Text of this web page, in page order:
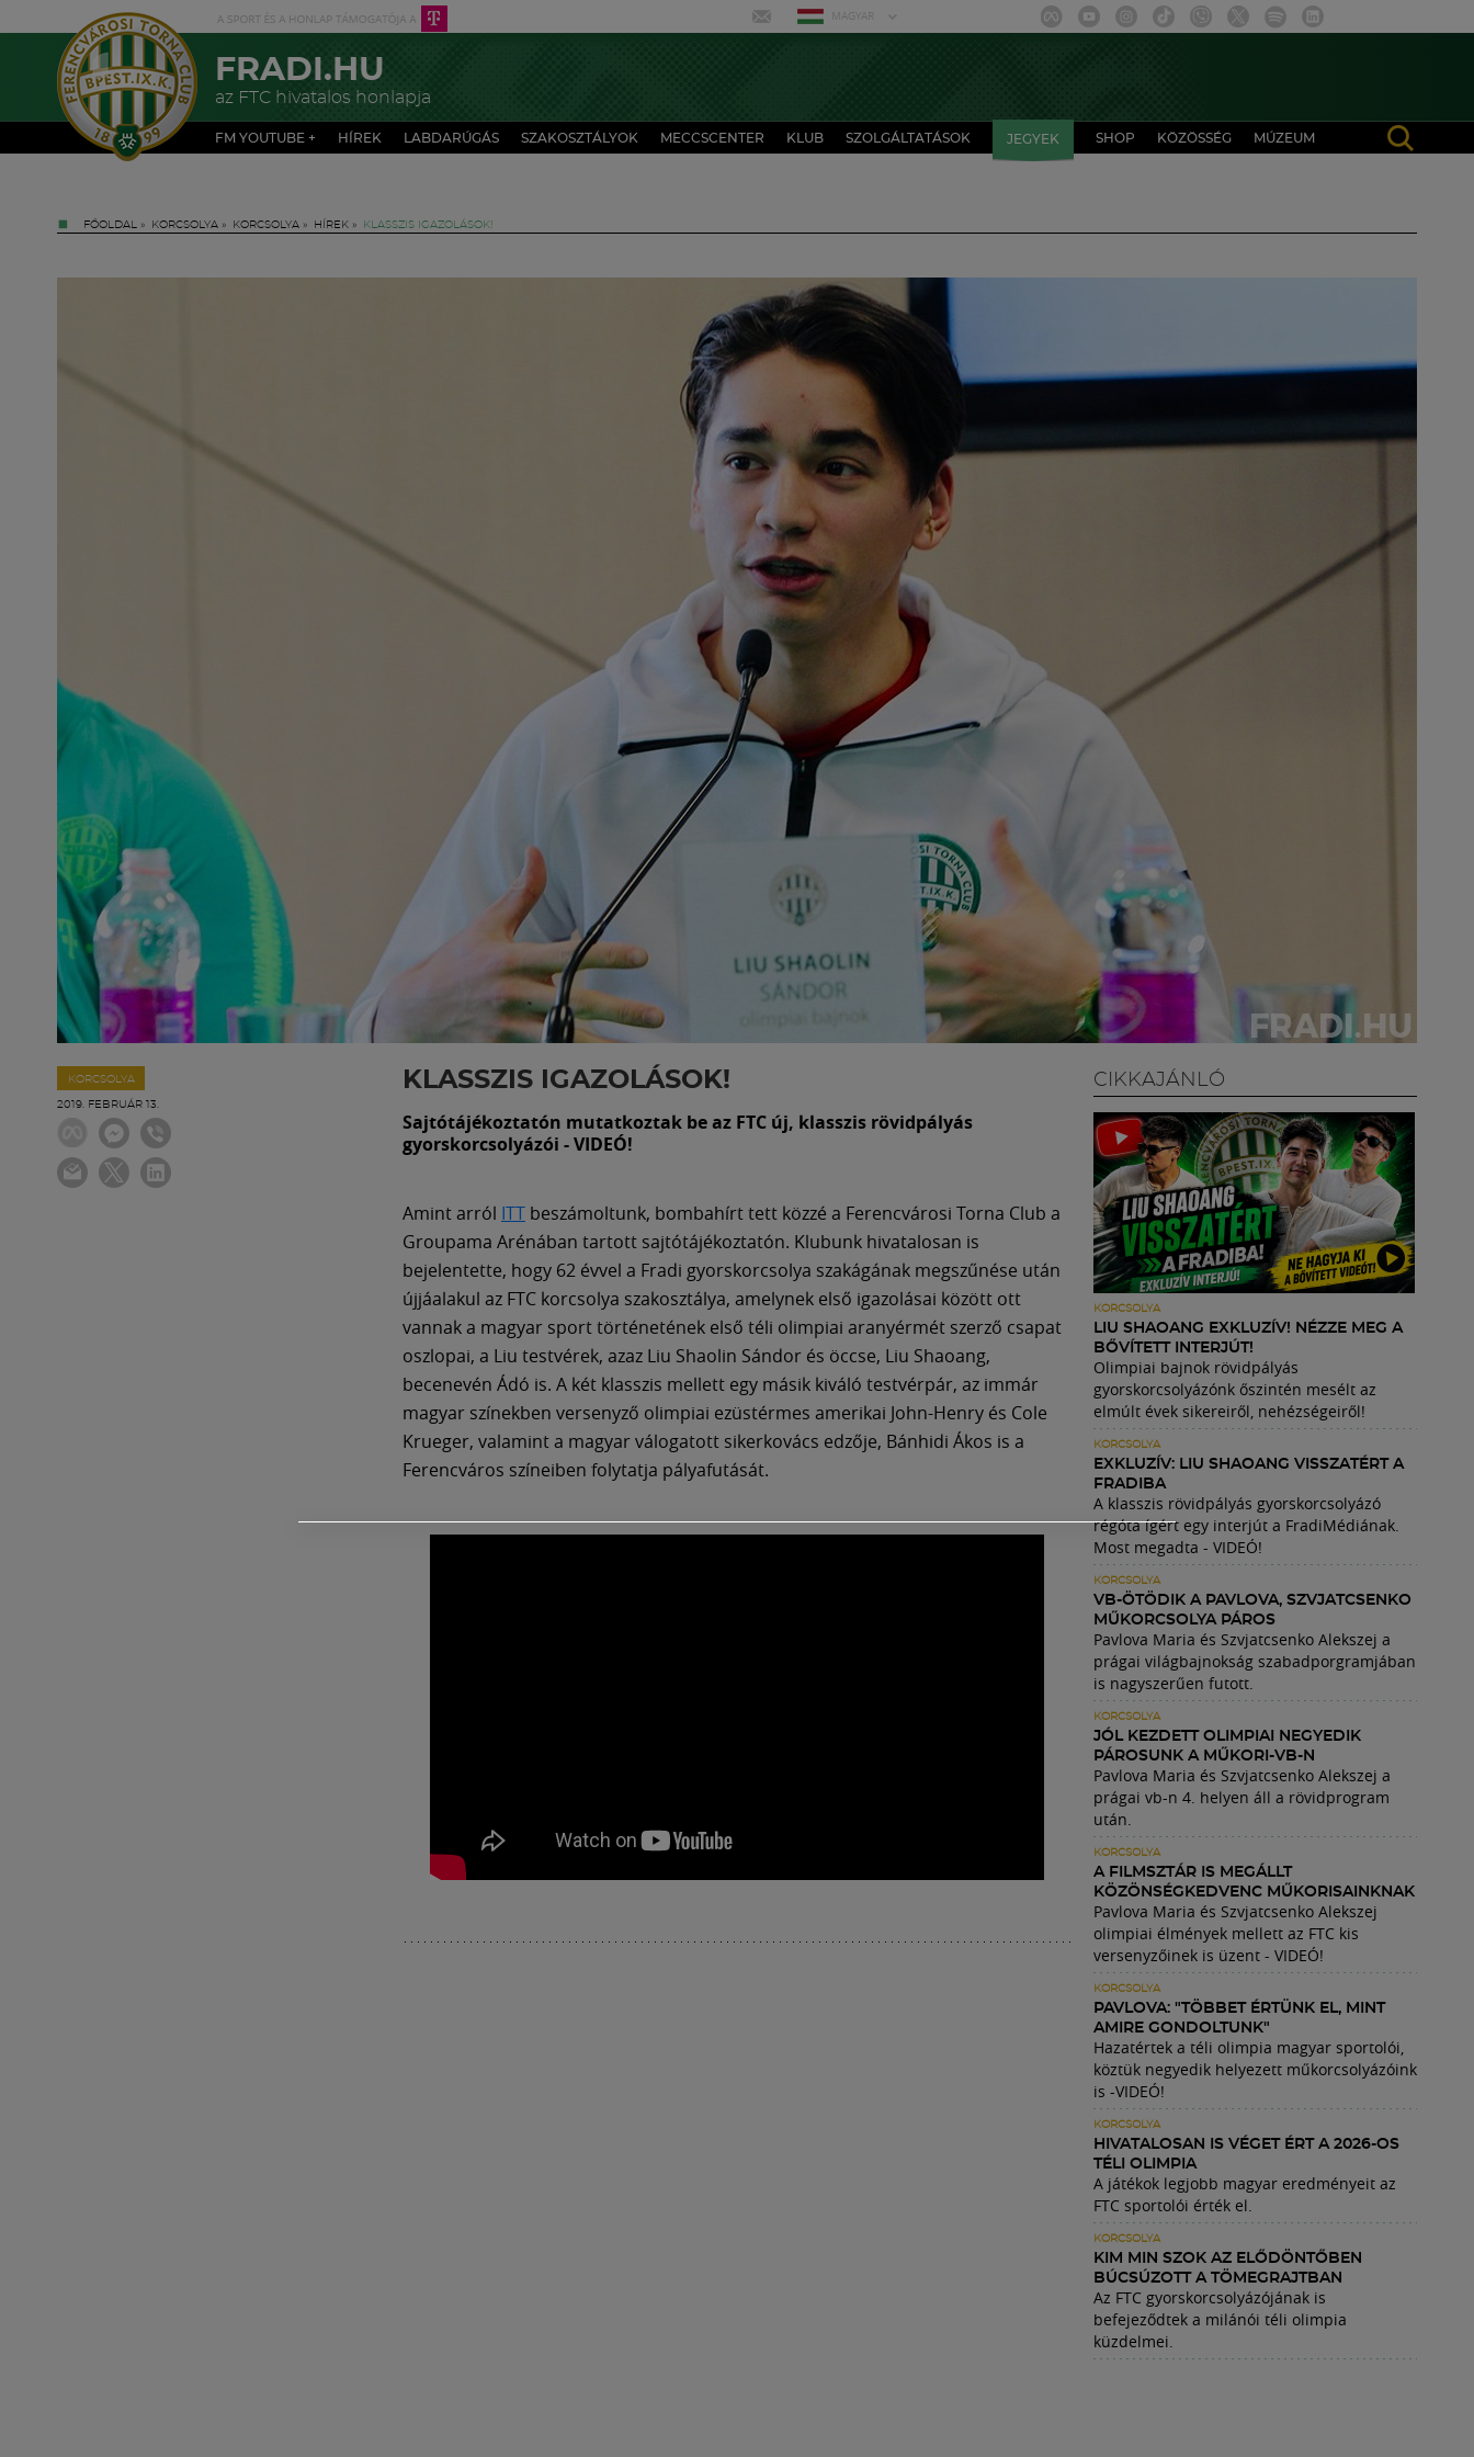
MAGYAR
FRADI.HU
az FTC hivatalos honlapja
FM YOUTUBE + HÍREK LABDARÚGÁS SZAKOSZTÁLYOK MECCSCENTER KLUB SZOLGÁLTATÁSOK JEGYEK SHOP KÖZÖSSÉG MÚZEUM
FŐOLDAL » KORCSOLYA » KORCSOLYA » HÍREK » KLASSZIS IGAZOLÁSOK!
KORCSOLYA
2019. FEBRUÁR 13.
KLASSZIS IGAZOLÁSOK!
Sajtótájékoztatón mutatkoztak be az FTC új, klasszis rövidpályás
gyorskorcsolyázói - VIDEÓ!
Amint arról ITTbeszámoltunk, bombahírt tett közzé a Ferencvárosi Torna Club a
Groupama Arénában tartott sajtótájékoztatón. Klubunk hivatalosan is
bejelentette, hogy 62 évvel a Fradi gyorskorcsolya szakágának megszűnése után
újjáalakul az FTC korcsolya szakosztálya, amelynek első igazolásai között ott
vannak a magyar sport történetének első téli olimpiai aranyérmét szerző csapat
oszlopai, a Liu testvérek, azaz Liu Shaolin Sándor és öccse, Liu Shaoang,
becenevén Ádó is. A két klasszis mellett egy másik kiváló testvérpár, az immár
magyar színekben versenyző olimpiai ezüstérmes amerikai John-Henry és Cole
Krueger, valamint a magyar válogatott sikerkovács edzője, Bánhidi Ákos is a
Ferencváros színeiben folytatja pályafutását.
CIKKAJÁNLÓ
KORCSOLYA
LIU SHAOANG EXKLUZÍV! NÉZZE MEG A
BŐVÍTETT INTERJÚT!
Olimpiai bajnok rövidpályás
gyorskorcsolyázónk őszintén mesélt az
elmúlt évek sikereiről, nehézségeiről!
KORCSOLYA
EXKLUZÍV: LIU SHAOANG VISSZATÉRT A
FRADIBA
A klasszis rövidpályás gyorskorcsolyázó
régóta ígért egy interjút a FradiMédiának.
Most megadta - VIDEÓ!
KORCSOLYA
VB-ÖTÖDIK A PAVLOVA, SZVJATCSENKO
MŰKORCSOLYA PÁROS
Pavlova Maria és Szvjatcsenko Alekszej a
prágai világbajnokság szabadporgramjában
is nagyszerűen futott.
KORCSOLYA
JÓL KEZDETT OLIMPIAI NEGYEDIK
PÁROSUNK A MŰKORI-VB-N
Pavlova Maria és Szvjatcsenko Alekszej a
prágai vb-n 4. helyen áll a rövidprogram
után.
KORCSOLYA
A FILMSZTÁR IS MEGÁLLT
KÖZÖNSÉGKEDVENC MŰKORISAINKNAK
Pavlova Maria és Szvjatcsenko Alekszej
olimpiai élmények mellett az FTC kis
versenyzőinek is üzent - VIDEÓ!
KORCSOLYA
PAVLOVA: "TÖBBET ÉRTÜNK EL, MINT
AMIRE GONDOLTUNK"
Hazatértek a téli olimpia magyar sportolói,
köztük negyedik helyezett műkorcsolyázóink
is -VIDEÓ!
KORCSOLYA
HIVATALOSAN IS VÉGET ÉRT A 2026-OS
TÉLI OLIMPIA
A játékok legjobb magyar eredményeit az
FTC sportolói érték el.
KORCSOLYA
KIM MIN SZOK AZ ELŐDÖNTŐBEN
BÚCSÚZOTT A TÖMEGRAJTBAN
Az FTC gyorskorcsolyázójának is
befejeződtek a milánói téli olimpia
küzdelmei.